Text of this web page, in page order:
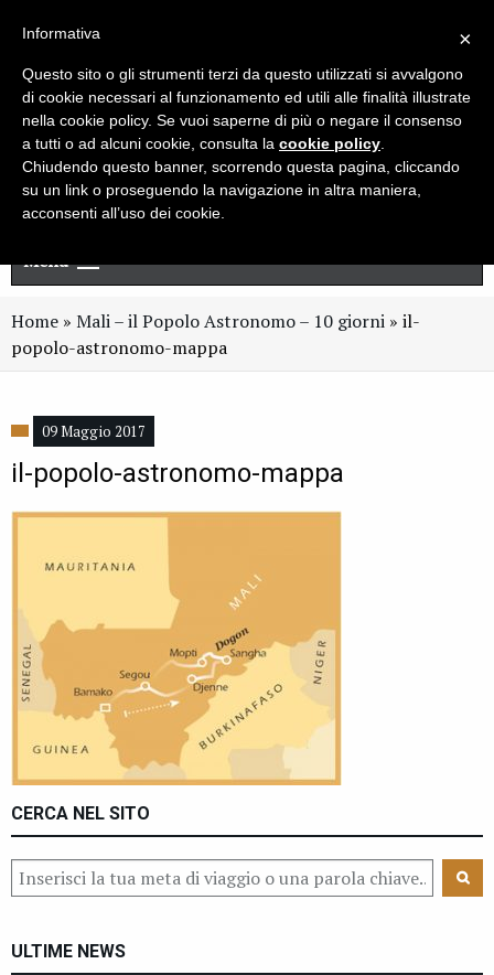
Newsletter
Menu
Home » Mali – il Popolo Astronomo – 10 giorni » il-
popolo-astronomo-mappa
09 Maggio 2017
il-popolo-astronomo-mappa
CERCA NEL SITO
ULTIME NEWS
×
Informativa
Questo sito o gli strumenti terzi da questo utilizzati si avvalgono
di cookie necessari al funzionamento ed utili alle finalità illustrate
nella cookie policy. Se vuoi saperne di più o negare il consenso
a tutti o ad alcuni cookie, consulta la cookie policy
Chiudendo questo banner, scorrendo questa pagina, cliccando
su un link o proseguendo la navigazione in altra maniera,
acconsenti all’uso dei cookie.